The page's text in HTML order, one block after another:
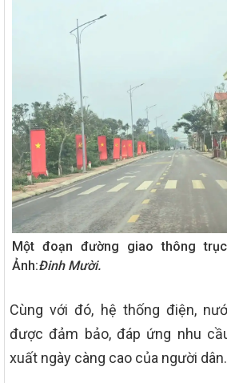
Một đoạn đường giao thông
Ảnh:Đinh Mười.
Cùng với đó, hệ thống điện,
được đảm bảo, đáp ứng nhu
xuất ngày càng cao của người dân.